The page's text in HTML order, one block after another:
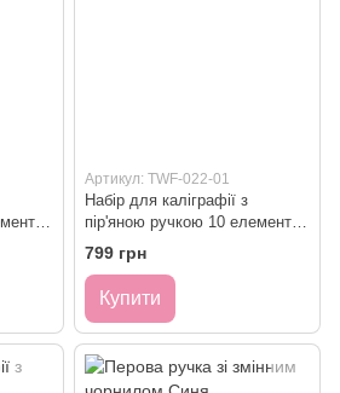
Артикул: TWF-022-01
Набір для каліграфії з
пір'яною ручкою 10 елементів
Червоний
799 грн
Купити